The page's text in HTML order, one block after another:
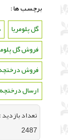
برچسب ها :
گل پلومریا
فروش گل
فروش درختچه
ارسال درختچه
تعداد بازديد :
2487